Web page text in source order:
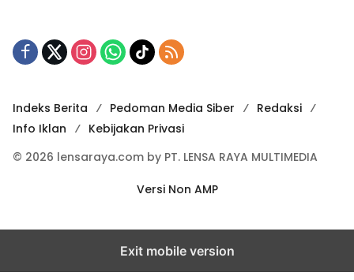
Indeks Berita Pedoman Media Siber
Redaksi
Info Iklan
Kebijakan Privasi
© 2026 lensaraya.com by PT. LENSA RAYA MULTIMEDIA
Versi Non AMP
Exit mobile version